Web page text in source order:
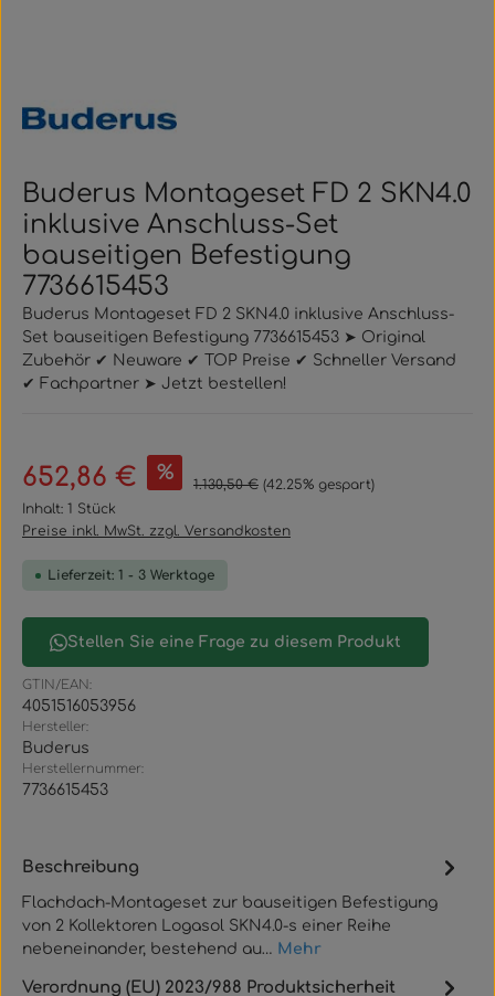
Buderus Montageset FD 2 SKN4.0
inklusive Anschluss-Set
bauseitigen Befestigung
7736615453
Buderus Montageset FD 2 SKN4.0 inklusive Anschluss-
Set bauseitigen Befestigung 7736615453 ➤ Original
Zubehör ✔ Neuware ✔ TOP Preise ✔ Schneller Versand
✔ Fachpartner ➤ Jetzt bestellen!
Verkaufspreis:
652,86 € % Regulärer Preis:
1.130,50 € (42.25% gespart)
Inhalt: 1 Stück
Preise inkl. MwSt. zzgl. Versandkosten
Lieferzeit: 1 - 3 Werktage
Stellen Sie eine Frage zu diesem Produkt
GTIN/EAN:
4051516053956
Hersteller:
Buderus
Herstellernummer:
7736615453
Beschreibung
Flachdach-Montageset zur bauseitigen Befestigung
von 2 Kollektoren Logasol SKN4.0-s einer Reihe
nebeneinander, bestehend au… Mehr
Verordnung (EU) 2023/988 Produktsicherheit